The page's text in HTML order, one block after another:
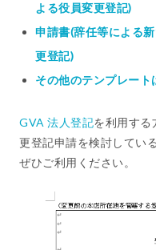
よる役員変更登記)
申請書(辞任等による
更登記)
その他のテンプレート
GVA 法人登記を利用する
更登記申請を検討してい
ぜひご利用ください。